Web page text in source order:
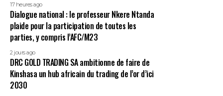
17 heures ago
Dialogue national : le professeur Nkere Ntanda
plaide pour la participation de toutes les
parties, y compris l’AFC/M23
2 jours ago
DRC GOLD TRADING SA ambitionne de faire de
Kinshasa un hub africain du trading de l’or d’ici
2030